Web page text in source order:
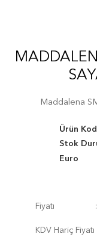
Maddalena
Ürün
Stok
Euro
Fiyatı
KDV Hariç Fiyatı